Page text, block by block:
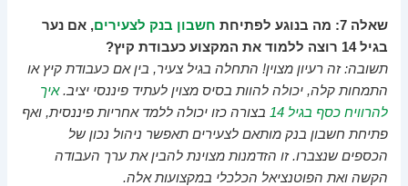
שאלה 7: מה בנוגע לפתיחת חשבון בנק לצעירים, אם נער
בגיל 14 רוצה ללמוד את המקצוע כעבודת קיץ?
תשובה: זה רעיון מצוין! התחלה בגיל צעיר, בין אם כעבודת קיץ או
התמחות קלה, יכולה להוות בסיס מצוין לעתיד פיננסי יציב.איך
להרוויח כסף בגיל 14
בצורה כזו יכולה ללמד אחריות פיננסית, ואף
פתיחת חשבון בנק מותאם לצעירים תאפשר ניהול נכון של
הכספים שנצברו. זו הזדמנות מצוינת להבין את ערך העבודה
הקשה ואת הפוטנציאל הכלכלי במקצועות אלה.